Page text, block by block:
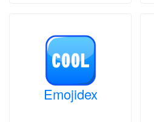
Emojidex